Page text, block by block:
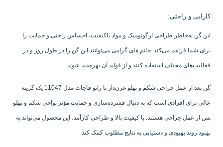
کارایی و راحتی:
این گن به‌خاطر طراحی ارگونومیک و مواد باکیفیت، احساس راحتی و حمایت را
برای شما فراهم می‌کند. خانم های گرامی می‌توانند این گن را در طول روز و در
فعالیت‌های مختلف استفاده کنند و از فواید آن بهره‌مند شوند.
گن بعد از عمل جراحی شکم و پهلو غزن‌دار تا زانو فاجات مدل 11047 یک گزینه
عالی برای افرادی است که به دنبال فشرده‌سازی و حمایت مؤثر نواحی شکم و پهلو
پس از عمل جراحی هستند. با کیفیت بالا و طراحی کارآمد، این محصول می‌تواند به
بهبود روند بهبودی و دستیابی به نتایج مطلوب کمک کند.